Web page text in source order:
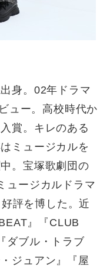
身。02年ドラマ
ュー。高校時代か
賞。キレのある
ミュージカルを
。宝塚歌劇団の
ュージカルドラマ
評を博した。近
』『CLUB
ダブル・トラブ
ジュアン』『屋